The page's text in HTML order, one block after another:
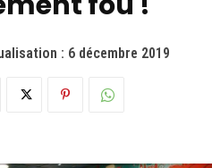
: 6 décembre 2019